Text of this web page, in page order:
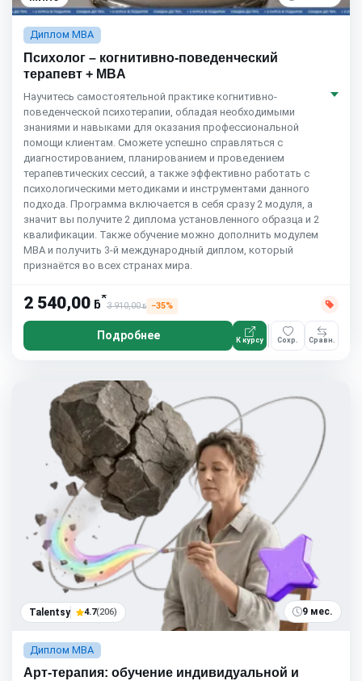
Диплом MBA
Психолог – когнитивно-поведенческий
терапевт + MBA
Научитесь самостоятельной практике когнитивно-
поведенческой психотерапии, обладая необходимыми
знаниями и навыками для оказания профессиональной
помощи клиентам. Сможете успешно справляться с
диагностированием, планированием и проведением
терапевтических сессий, а также эффективно работать с
психологическими методиками и инструментами данного
подхода. Программа включается в себя сразу 2 модуля, а
значит вы получите 2 диплома установленного образца и 2
квалификации. Также обучение можно дополнить модулем
MBA и получить 3-й международный диплом, который
признаётся во всех странах мира.
2 540,00 ƃ*
3 910,00ƃ −35%
Подробнее К курсу Сохр. Сравн.
Talentsy 4.7(206) 9 мес.
Диплом MBA
Арт-терапия: обучение индивидуальной и